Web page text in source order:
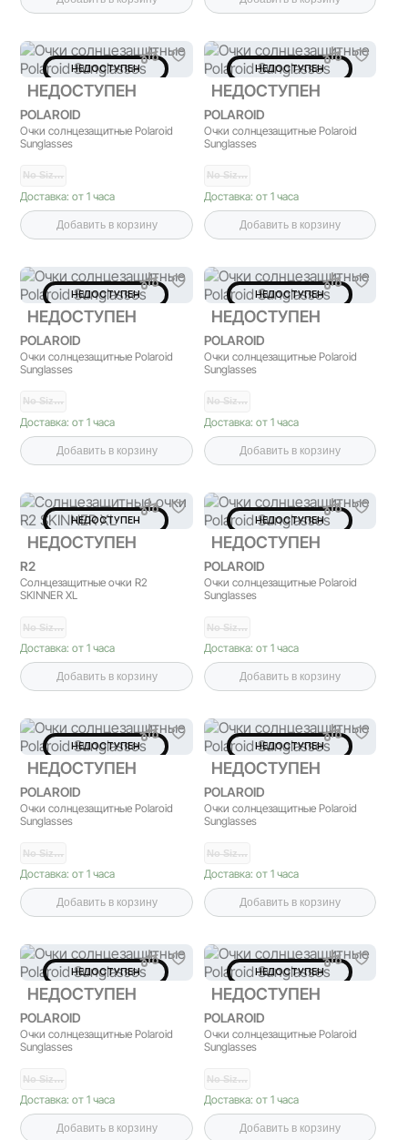
НЕДОСТУПЕН
НЕДОСТУПЕН
POLAROID
Очки солнцезащитные Polaroid
Sunglasses
No Siz…
Доставка: от 1 часа
Добавить в корзину
НЕДОСТУПЕН
НЕДОСТУПЕН
POLAROID
Очки солнцезащитные Polaroid
Sunglasses
No Siz…
Доставка: от 1 часа
Добавить в корзину
НЕДОСТУПЕН
НЕДОСТУПЕН
POLAROID
Очки солнцезащитные Polaroid
Sunglasses
No Siz…
Доставка: от 1 часа
Добавить в корзину
НЕДОСТУПЕН
НЕДОСТУПЕН
POLAROID
Очки солнцезащитные Polaroid
Sunglasses
No Siz…
Доставка: от 1 часа
Добавить в корзину
НЕДОСТУПЕН
НЕДОСТУПЕН
R2
Солнцезащитные очки R2
SKINNER XL
No Siz…
Доставка: от 1 часа
Добавить в корзину
НЕДОСТУПЕН
НЕДОСТУПЕН
POLAROID
Очки солнцезащитные Polaroid
Sunglasses
No Siz…
Доставка: от 1 часа
Добавить в корзину
НЕДОСТУПЕН
НЕДОСТУПЕН
POLAROID
Очки солнцезащитные Polaroid
Sunglasses
No Siz…
Доставка: от 1 часа
Добавить в корзину
НЕДОСТУПЕН
НЕДОСТУПЕН
POLAROID
Очки солнцезащитные Polaroid
Sunglasses
No Siz…
Доставка: от 1 часа
Добавить в корзину
НЕДОСТУПЕН
НЕДОСТУПЕН
POLAROID
Очки солнцезащитные Polaroid
Sunglasses
No Siz…
Доставка: от 1 часа
Добавить в корзину
НЕДОСТУПЕН
НЕДОСТУПЕН
POLAROID
Очки солнцезащитные Polaroid
Sunglasses
No Siz…
Доставка: от 1 часа
Добавить в корзину